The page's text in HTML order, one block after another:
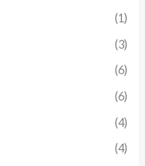
(1)
(3)
(6)
(6)
(4)
(4)